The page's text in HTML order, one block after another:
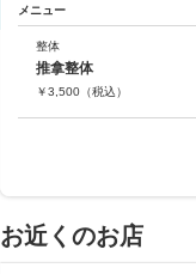
メニュー
整体
推拿整体
￥3,500 （税込）
お近くのお店